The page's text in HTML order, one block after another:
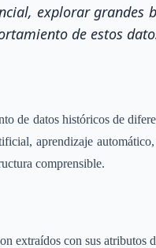
explorar
de estos
de datos históricos de
aprendizaje automático,
comprensible.
extraídos con sus atributos